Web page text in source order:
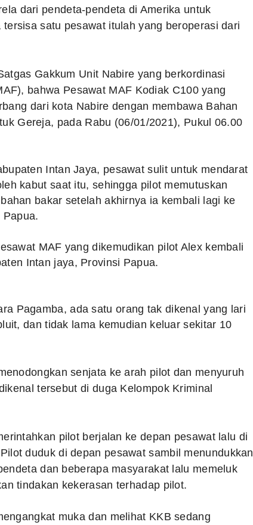
dari pendeta-pendeta di Amerika untuk
satu pesawat itulah yang beroperasi dari
Gakkum Unit Nabire yang berkordinasi
bahwa Pesawat MAF Kodiak C100 yang
dari kota Nabire dengan membawa Bahan
Gereja, pada Rabu (06/01/2021), Pukul 06.00
Intan Jaya, pesawat sulit untuk mendarat
kabut saat itu, sehingga pilot memutuskan
bakar setelah akhirnya ia kembali lagi ke
Papua.
MAF yang dikemudikan pilot Alex kembali
Intan jaya, Provinsi Papua.
Pagamba, ada satu orang tak dikenal yang lari
dan tidak lama kemudian keluar sekitar 10
senjata ke arah pilot dan menyuruh
tersebut di duga Kelompok Kriminal
pilot berjalan ke depan pesawat lalu di
duduk di depan pesawat sambil menundukkan
dan beberapa masyarakat lalu memeluk
tindakan kekerasan terhadap pilot.
muka dan melihat KKB sedang